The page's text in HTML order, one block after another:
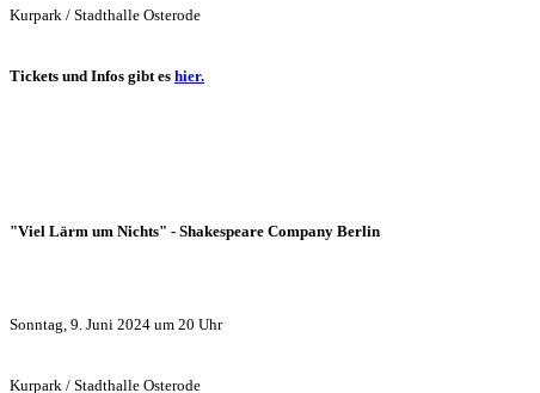
Kurpark / Stadthalle Osterode
Tickets und Infos gibt es hier.
"Viel Lärm um Nichts" - Shakespeare Company Berlin
Sonntag, 9. Juni 2024 um 20 Uhr
Kurpark / Stadthalle Osterode